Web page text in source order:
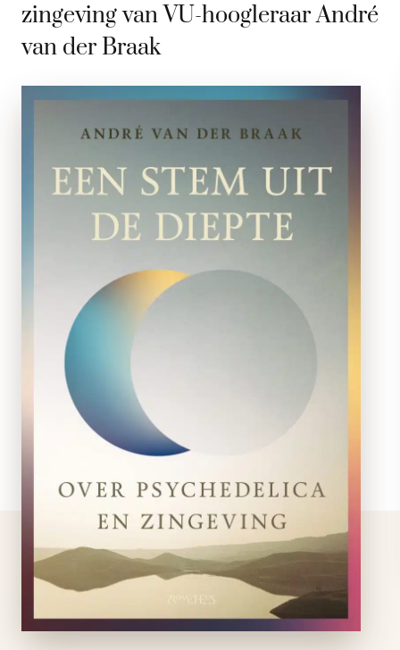
zingeving van VU-hoogleraar André
van der Braak